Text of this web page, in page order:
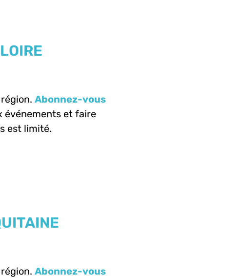
Abonnez-vous
événements et faire
est limité.
Abonnez-vous